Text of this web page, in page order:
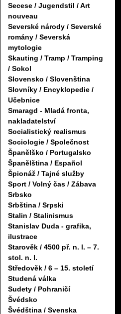
Secese / Jugendstil / Art
nouveau
Severské národy / Severské
romány / Severská
mytologie
Skauting / Tramp / Tramping
/ Sokol
Slovensko / Slovenština
Slovníky / Encyklopedie /
Učebnice
Smaragd - Mladá fronta,
nakladatelství
Socialistický realismus
Sociologie / Společnost
Španělško / Portugalsko
Španělština / Español
Špionáž / Tajné služby
Sport / Volný čas / Zábava
Srbsko
Srbština / Srpski
Stalin / Stalinismus
Stanislav Duda - grafika,
ilustrace
Starověk / 4500 př. n. l. – 7.
stol. n. l.
Středověk / 6 – 15. století
Studená válka
Sudety / Pohraničí
Švédsko
Švédština / Svenska